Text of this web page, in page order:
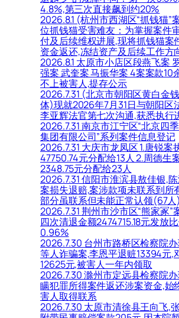
4.8%,第三次直接飙到约20%
2026.8.1 (杭州市西湖区“抓钱猫”
位抓钱猫受害难友：为掌握案件
付及后续维权进展,现将抓钱猫案
资金返还,冻结资产及后续工作方
2026.8.1 太原市小店区段燕飞案
强案 武奎案 马振华案 4案案款10
不上被害人,提存公示
2026.7.31 (北京市朝阳区黄白金
体)现就2026年7月31日与朝阳区
李亚辉法官第七次沟通,获悉执行
2026.7.31 南京市江宁区“北京四
集团有限公司”系列案件信息登记
2026.7.31 大庆市龙凤区 1.唐锐案
47750.74元分配给13人 2.周德生
2348.75元分配给23人
2026.7.31 信阳市淮滨县敖佳银,
案损失退赔,案涉款项未联系到所
部分虽联系但未能正常认领(67人)
2026.7.31 荆州市沙市区“熊家冢”
四次清退金额2474715.18元发放
0.96%
2026.7.30 台州市路桥区检察院
等人诈骗案,李恩平退赃13394元,
12625元,被害人一年内领取
2026.7.30 滁州市定远县检察院
瞒犯罪所得案件返还涉案资金,始
害人取得联系
2026.7.30 太原市清徐县王向飞,